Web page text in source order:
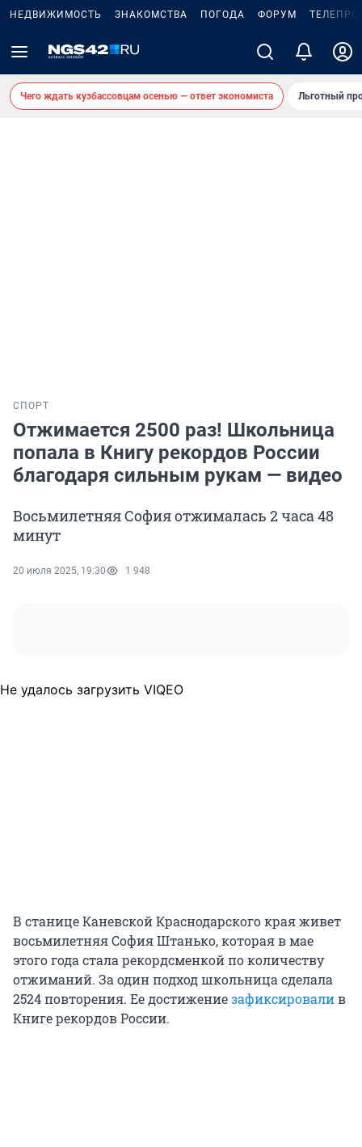
НЕДВИЖИМОСТЬ ЗНАКОМСТВА ПОГОДА ФОРУМ
Чего ждать кузбассовцам осенью — ответ экономиста Льготный
СПОРТ
Отжимается 2500 раз! Школьница
попала в Книгу рекордов России
благодаря сильным рукам — видео
Восьмилетняя София отжималась 2 часа 48
минут
20 июля 2025, 19:30 1 948
Не удалось загрузить VIQEO
В станице Каневской Краснодарского края живет
восьмилетняя София Штанько, которая в мае
этого года стала рекордсменкой по количеству
отжиманий. За один подход школьница сделала
2524 повторения. Ее достижениезафиксировалив
Книге рекордов России.